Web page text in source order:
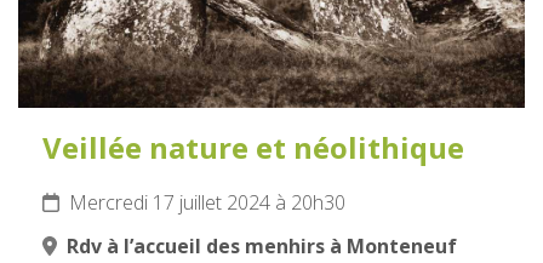
Veillée nature et néolithique
Mercredi 17 juillet 2024 à 20h30
Rdv à l’accueil des menhirs à Monteneuf